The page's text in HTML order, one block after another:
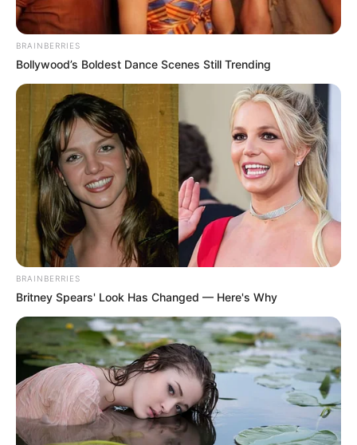
Találkozgatni kezdtek, külföldre is utaztak, hogy
még jobban megismerhessék egymást. Nem ilyen
férfit képzeltek mellé. Zsófi láthatóan nagyon
boldog.
Igaz, elsőre nem egy ilyen férfit képzeltem volna
mellé, hiszen új párja láthatóan idősebb nála, de az
tény, hogy a tenyerén hordozza őt, elhalmozza
minden földi jóval – árulta el az informátor. A Blikk
munkatársai azt is kiderítették, hogy ki a titokzatos
férfi.
Az információk szerint egy tehetős külföldi
üzletemberről van szó, akinek Magyarországon is
vannak érdekeltségei, így gyakran megfordul
BRAINBERRIES
Bollywood’s Boldest Dance Scenes Still Trending
BRAINBERRIES
Britney Spears' Look Has Changed — Here's Why